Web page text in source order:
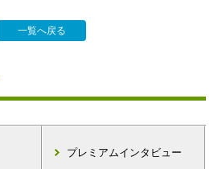
一覧へ戻る
プレミアムインタビュー